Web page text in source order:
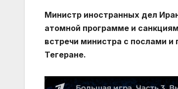
Министр иностранных дел
атомной программе и
встречи министра с послами
Тегеране.